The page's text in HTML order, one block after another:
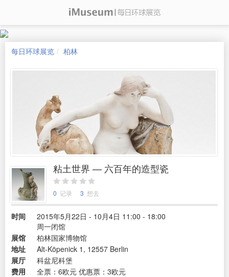
每日环球展览 柏林
粘土世界 — 六百年的造型瓷
0 记录 3 想去
时间
2015年5月22日 - 10月4日 11:00 - 18:00
周一闭馆
展馆
柏林国家博物馆
地址
Alt-Köpenick 1, 12557 Berlin
展厅
科盆尼科堡
费用
全票：6欧元 优惠票：3欧元